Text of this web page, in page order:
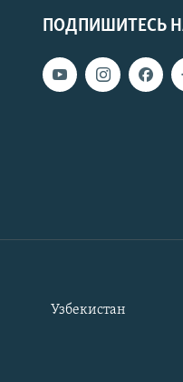
ПОДПИШИТЕСЬ
Узбекистан